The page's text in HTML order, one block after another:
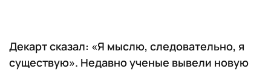
Декарт сказал: «Я мыслю, следовательно, я
существую». Недавно ученые вывели новую